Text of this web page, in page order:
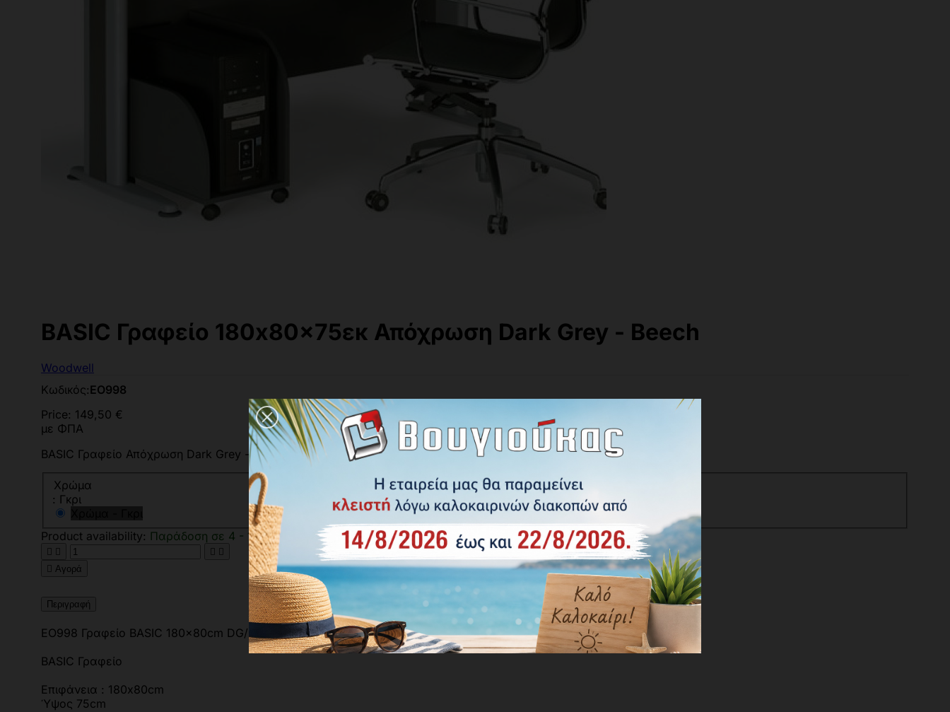
BASIC Γραφείο 180x80x75εκ Απόχρωση Dark Grey - Beech
Woodwell
Κωδικός:ΕΟ998
Price: 149,50 €
με ΦΠΑ
BASIC Γραφείο Απόχρωση Dark Grey - Beech
Χρώμα
: Γκρι
Product availability: Παράδοση σε 4 - 10 ημέρες
   
 Αγορά
Περιγραφή
ΕΟ998 Γραφείο BASIC 180x80cm DG/Beech
BASIC Γραφείο
Επιφάνεια : 180x80cm
Ύψος 75cm